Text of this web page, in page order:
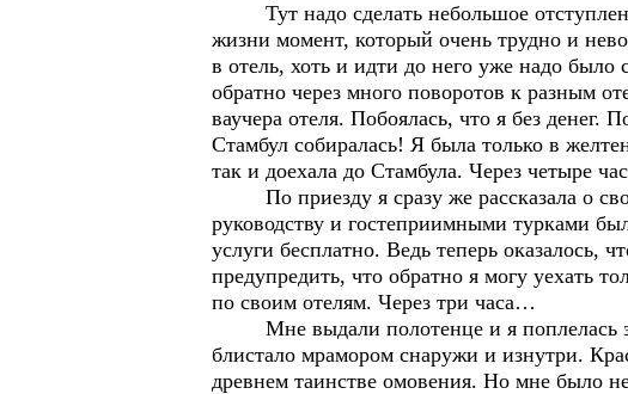
Тут надо сделать небольшое
жизни момент, который очень трудно и
в отель, хоть и идти до него уже надо
обратно через много поворотов к разным
ваучера отеля. Побоялась, что я без
Стамбул собиралась! Я была только в
так и доехала до Стамбула. Через четыре
По приезду я сразу же рассказала о
руководству и гостеприимными турками
услуги бесплатно. Ведь теперь оказалось,
предупредить, что обратно я могу уехать
по своим отелям. Через три часа…
Мне выдали полотенце и я поплелась за
блистало мрамором снаружи и изнутри.
древнем таинстве омовения. Но мне было